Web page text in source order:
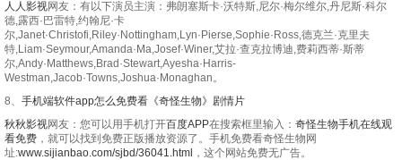
人人影视网友：有以下演员主演：弗朗塞斯卡·沃特斯,尼尔·梅尔维尔,丹尼斯·科尔
德,露西·巴雷特,约翰尼·卡
尔,Janet·Christofi,Riley·Nottingham,Lyn·Pierse,Sophie·Ross,德克兰·克里夫
特,Liam·Seymour,Amanda·Ma,Josef·Winer,艾拉·查克拉博迪,费莉西蒂·斯蒂
尔,Andy·Matthews,Brad·Stewart,Ayesha·Harris-
Westman,Jacob·Towns,Joshua·Monaghan。
8、 手机端软件app怎么免费看《奇怪生物》剧情片
秋秋影视网友：您可以用手机打开百度APP在搜索框里输入： 奇怪生物手机在线观
看免费 ，就可以找到免费正版播放资源了。手机免费看奇怪生物网
址:www.sijianbao.com/sjbd/36041.html ，这个网站免费无广告。